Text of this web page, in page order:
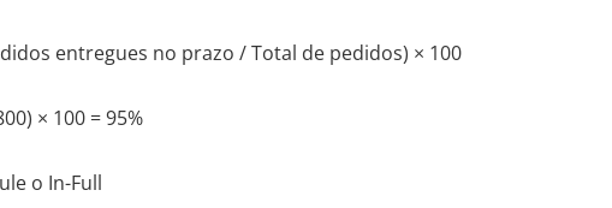
entregues no prazo / Total de pedidos) × 100
× 100 = 95%
o In-Full